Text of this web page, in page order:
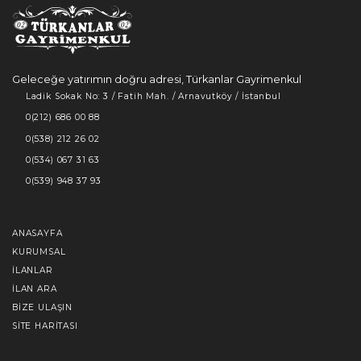
Geleceğe yatırımın doğru adresi, Türkanlar Gayrimenkul
Ladik Sokak No: 3 / Fatih Mah. / Arnavutköy / İstanbul
0(212) 686 00 88
0(538) 212 26 02
0(534) 067 31 63
0(539) 948 37 93
ANASAYFA
KURUMSAL
İLANLAR
İLAN ARA
BIZE ULAŞIN
SITE HARITASI